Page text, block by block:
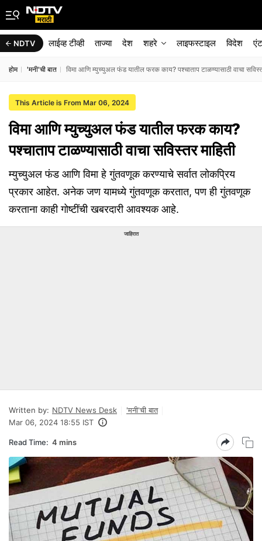
NDTV लाईव्ह टीव्ही ताज्या देश शहरे लाइफस्टाइल विदेश
होम 'मनी'ची बात विमा आणि म्युच्युअल फंड यातील फरक काय? पश्चाताप टाळण्यासाठी वाचा
This Article is From Mar 06, 2024
विमा आणि म्युच्युअल फंड यातील फरक काय?
पश्चाताप टाळण्यासाठी वाचा सविस्तर माहिती
म्युच्युअल फंड आणि विमा हे गुंतवणूक करण्याचे सर्वात लोकप्रिय
प्रकार आहेत. अनेक जण यामध्ये गुंतवणूक करतात, पण ही गुंतवणूक
करताना काही गोष्टींची खबरदारी आवश्यक आहे.
जाहिरात
Written by: NDTV News Desk
'मनी'ची बात
Mar 06, 2024 18:55 IST
Read Time: 4 mins